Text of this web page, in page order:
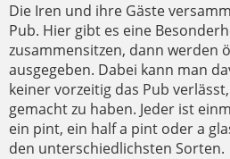
Die Iren und ihre Gäste
Pub. Hier gibt es eine
zusammensitzen, dann werden
ausgegeben. Dabei kann man
keiner vorzeitig das Pub
gemacht zu haben. Jeder ist
ein pint, ein half a pint oder a
den unterschiedlichsten Sorten.